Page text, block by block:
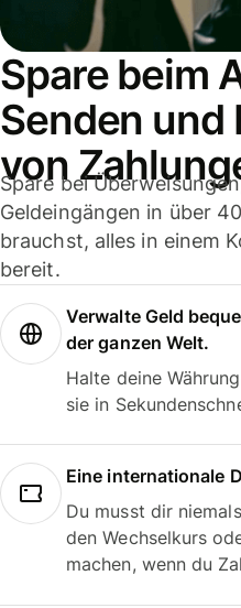
Spare beim
Senden und
von
Spare bei
Geldeingängen in über
brauchst, alles in einem
bereit.
Verwalte Geld
der ganzen Welt.
Halte deine
sie in
Eine internationale
Du musst dir
den Wechselkurs
machen, wenn du